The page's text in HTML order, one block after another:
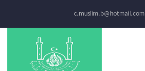
c.muslim.b@hotmail.com